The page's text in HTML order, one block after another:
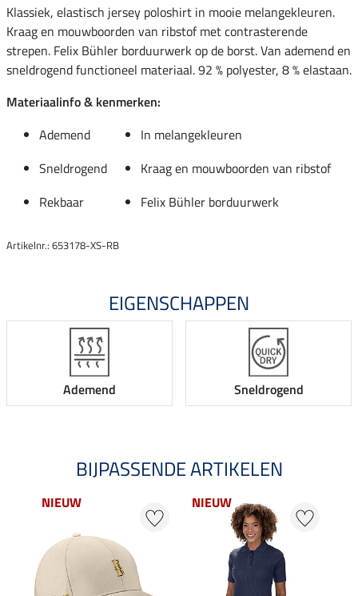
Klassiek, elastisch jersey poloshirt in mooie melangekleuren.
Kraag en mouwboorden van ribstof met contrasterende
strepen. Felix Bühler borduurwerk op de borst. Van ademend en
sneldrogend functioneel materiaal. 92 % polyester, 8 % elastaan.
Materiaalinfo & kenmerken:
Ademend
In melangekleuren
Sneldrogend
Kraag en mouwboorden van ribstof
Rekbaar
Felix Bühler borduurwerk
Artikelnr.: 653178-XS-RB
EIGENSCHAPPEN
Ademend Sneldrogend
BIJPASSENDE ARTIKELEN
NIEUW NIEUW